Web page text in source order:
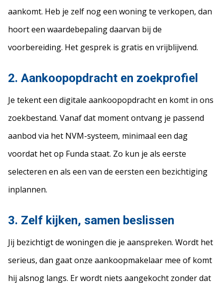
aankomt. Heb je zelf nog een woning te verkopen, dan
hoort een waardebepaling daarvan bij de
voorbereiding. Het gesprek is gratis en vrijblijvend.
2. Aankoopopdracht en zoekprofiel
Je tekent een digitale aankoopopdracht en komt in ons
zoekbestand. Vanaf dat moment ontvang je passend
aanbod via het NVM-systeem, minimaal een dag
voordat het op Funda staat. Zo kun je als eerste
selecteren en als een van de eersten een bezichtiging
inplannen.
3. Zelf kijken, samen beslissen
Jij bezichtigt de woningen die je aanspreken. Wordt het
serieus, dan gaat onze aankoopmakelaar mee of komt
hij alsnog langs. Er wordt niets aangekocht zonder dat